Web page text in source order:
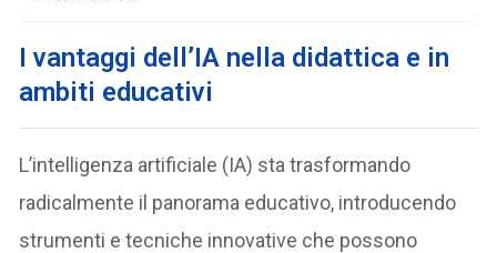
I vantaggi dell’IA nella didattica e in
ambiti educativi
L’intelligenza artificiale (IA) sta trasformando
radicalmente il panorama educativo, introducendo
strumenti e tecniche innovative che possono